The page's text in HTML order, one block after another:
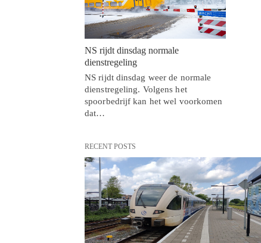
NS rijdt dinsdag normale
dienstregeling
NS rijdt dinsdag weer de normale
dienstregeling. Volgens het
spoorbedrijf kan het wel voorkomen
dat…
RECENT POSTS